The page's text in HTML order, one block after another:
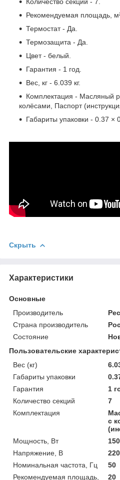
Рекомендуемая площадь,
Термостат - Да.
Термозащита - Да.
Цвет - белый.
Гарантия - 1 год.
Вес, кг - 6.039 кг.
Комплектация - Масляный
колёсами, Паспорт
Габариты упаковки - 0.37 ×
Скрыть
Характеристики
Основные
Производитель
Страна производитель
Состояние
Пользовательские
Вес (кг)
Габариты упаковки
Гарантия
1
Количество секций
7
Комплектация
с
Мощность, Вт
Напряжение, В
Номинальная частота, Гц
50
Рекомендуемая площадь,
20